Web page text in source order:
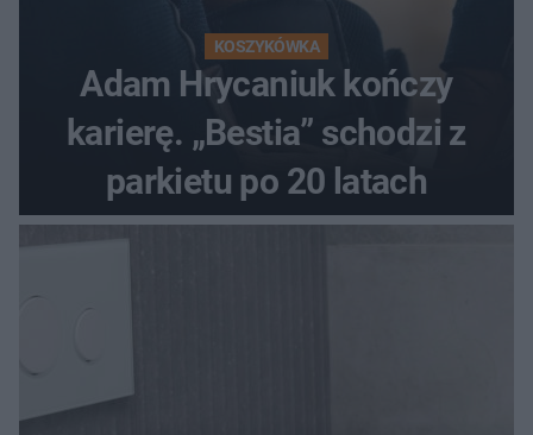
KOSZYKÓWKA
Adam Hrycaniuk kończy
karierę. „Bestia” schodzi z
parkietu po 20 latach